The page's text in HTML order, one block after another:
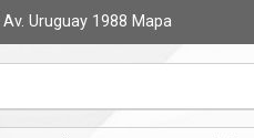
Av. Uruguay 1988 Mapa